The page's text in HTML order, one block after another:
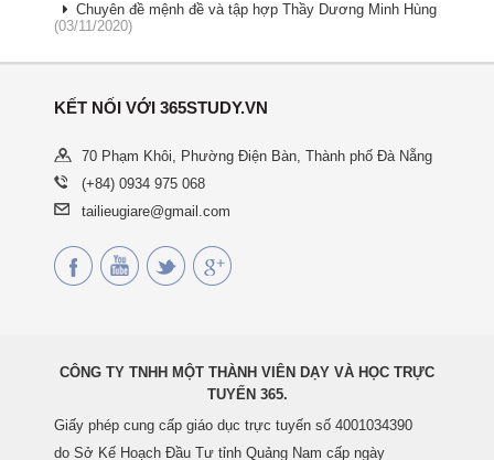
Chuyên đề mệnh đề và tập hợp Thầy Dương Minh Hùng
(03/11/2020)
KẾT NỐI VỚI 365STUDY.VN
70 Phạm Khôi, Phường Điện Bàn, Thành phố Đà Nẵng
(+84) 0934 975 068
tailieugiare@gmail.com
CÔNG TY TNHH MỘT THÀNH VIÊN DẠY VÀ HỌC TRỰC
TUYẾN 365.
Giấy phép cung cấp giáo dục trực tuyến số 4001034390
do Sở Kế Hoạch Đầu Tư tỉnh Quảng Nam cấp ngày